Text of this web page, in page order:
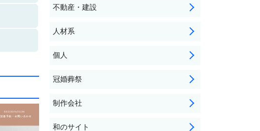
不動産・建設
人材系
個人
冠婚葬祭
制作会社
和のサイト